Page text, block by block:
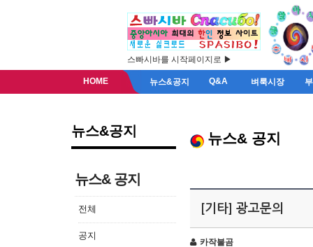
스빠시바를 시작페이지로 ▶
HOME 뉴스&공지 Q&A 벼룩시장
뉴스&공지
뉴스& 공지
전체
공지
뉴스& 공지
[기타] 광고문의
카작불곰